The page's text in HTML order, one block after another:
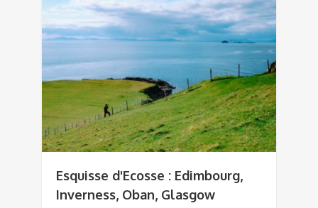
Esquisse d'Ecosse : Edimbourg,
Inverness, Oban, Glasgow